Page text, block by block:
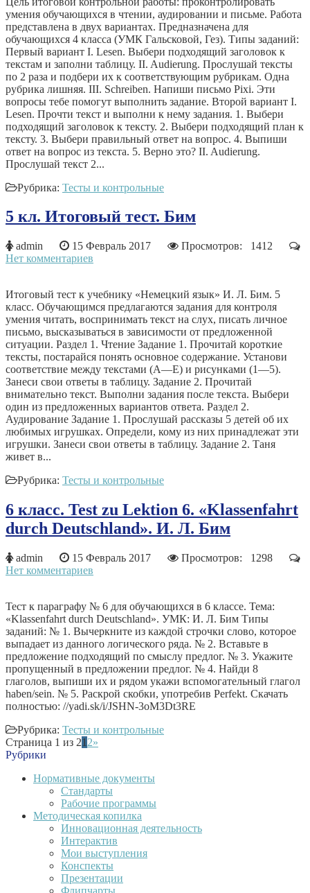
умения обучающихся в чтении, аудировании и письме. Работа
представлена в двух вариантах. Предназначена для
обучающихся 4 класса (УМК Гальсковой, Гез). Типы заданий:
Первый вариант I. Lesen. Выбери подходящий заголовок к
текстам и заполни таблицу. II. Audierung. Прослушай тексты
по 2 раза и подбери их к соответствующим рубрикам. Одна
рубрика лишняя. III. Schreiben. Напиши письмо Pixi. Эти
вопросы тебе помогут выполнить задание. Второй вариант I.
Lesen. Прочти текст и выполни к нему задания. 1. Выбери
подходящий заголовок к тексту. 2. Выбери подходящий план к
тексту. 3. Выбери правильный ответ на вопрос. 4. Выпиши
ответ на вопрос из текста. 5. Верно это? II. Audierung.
Прослушай текст 2...
Рубрика: Тесты и контрольные
5 кл. Итоговый тест. Бим
admin 15 Февраль 2017
Просмотров: 1412
Нет комментариев
Итоговый тест к учебнику «Немецкий язык» И. Л. Бим. 5
класс. Обучающимся предлагаются задания для контроля
умения читать, воспринимать текст на слух, писать личное
письмо, высказываться в зависимости от предложенной
ситуации. Раздел 1. Чтение Задание 1. Прочитай короткие
тексты, постарайся понять основное содержание. Установи
соответствие между текстами (А—Е) и рисунками (1—5).
Занеси свои ответы в таблицу. Задание 2. Прочитай
внимательно текст. Выполни задания после текста. Выбери
один из предложенных вариантов ответа. Раздел 2.
Аудирование Задание 1. Прослушай рассказы 5 детей об их
любимых игрушках. Определи, кому из них принадлежат эти
игрушки. Занеси свои ответы в таблицу. Задание 2. Таня
живет в...
Рубрика: Тесты и контрольные
6 класс. Test zu Lektion 6. «Klassenfahrt
durch Deutschland». И. Л. Бим
admin 15 Февраль 2017
Просмотров: 1298
Нет комментариев
Тест к параграфу № 6 для обучающихся в 6 классе. Тема:
«Klassenfahrt durch Deutschland». УМК: И. Л. Бим Типы
заданий: № 1. Вычеркните из каждой строчки слово, которое
выпадает из данного логического ряда. № 2. Вставьте в
предложение подходящий по смыслу предлог. № 3. Укажите
пропущенный в предложении предлог. № 4. Найди 8
глаголов, выпиши их и рядом укажи вспомогательный глагол
haben/sein. № 5. Раскрой скобки, употребив Perfekt. Скачать
полностью: //yadi.sk/i/JSHN-3oM3Dt3RE
Рубрика: Тесты и контрольные
Страница 1 из 21 2»
Рубрики
Нормативные документы
Стандарты
Рабочие программы
Методическая копилка
Инновационная деятельность
Интерактив
Мои выступления
Конспекты
Презентации